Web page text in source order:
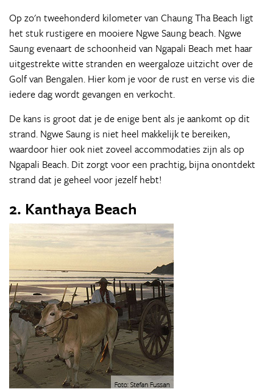
Op zo'n tweehonderd kilometer van Chaung Tha Beach ligt
het stuk rustigere en mooiere Ngwe Saung beach. Ngwe
Saung evenaart de schoonheid van Ngapali Beach met haar
uitgestrekte witte stranden en weergaloze uitzicht over de
Golf van Bengalen. Hier kom je voor de rust en verse vis die
iedere dag wordt gevangen en verkocht.
De kans is groot dat je de enige bent als je aankomt op dit
strand. Ngwe Saung is niet heel makkelijk te bereiken,
waardoor hier ook niet zoveel accommodaties zijn als op
Ngapali Beach. Dit zorgt voor een prachtig, bijna onontdekt
strand dat je geheel voor jezelf hebt!
2. Kanthaya Beach